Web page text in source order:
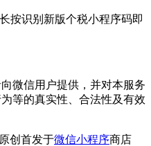
按识别新版个税小程序码即
微信用户提供，并对本服务
等的真实性、合法性及有效
创首发于微信小程序商店